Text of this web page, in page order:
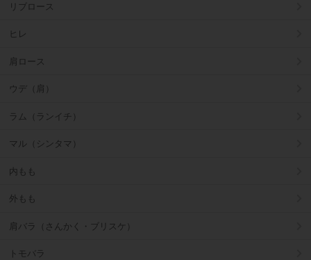
リブロース
ヒレ
肩ロース
ウデ（肩）
ラム（ランイチ）
マル（シンタマ）
内もも
外もも
肩バラ（さんかく・ブリスケ）
トモバラ